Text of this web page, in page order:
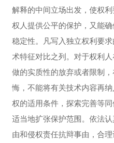
解释的中间立场出发，使权
权人提供公平的保护，又能
稳定性。凡写入独立权利要
术特征对比之列。对于权利
做的实质性的放弃或者限制
悔，不能将有关技术内容再
权的适用条件，探索完善等
适当地扩张保护范围。依法
由和侵权责任抗辩事由，合